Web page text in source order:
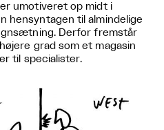
umotiveret op midt i
hensyntagen til almindelige
Derfor fremstår
grad som et magasin
til specialister.